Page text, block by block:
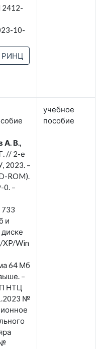
2412-
10-
РИНЦ
А. В.,
// 2-е
2023. –
ROM).
0. –
733
и
XP/Win
64 Мб
–
НТЦ
№
учебное
пособие